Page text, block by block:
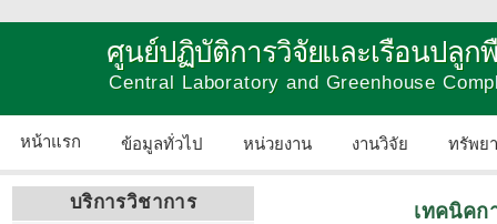
ศูนย์ปฏิบัติการวิจัยและเรือนปลูก
Central Laboratory and Greenhouse
หน้าแรก ข้อมูลทั่วไป หน่วยงาน งานวิจัย ทรัพย
บริการวิชาการ เทคนิคก